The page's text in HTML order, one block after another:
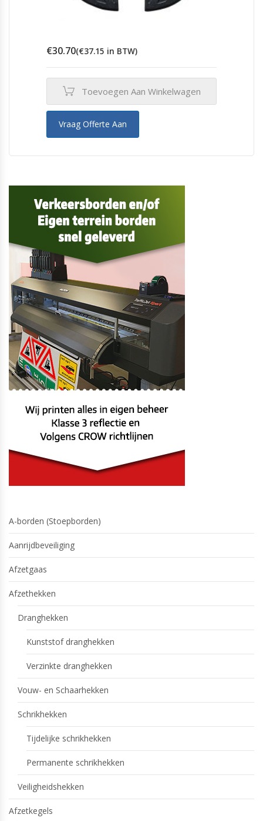
€30.70(€37.15 in BTW)
Toevoegen Aan Winkelwagen
Vraag Offerte Aan
A-borden (Stoepborden)
Aanrijdbeveiliging
Afzetgaas
Afzethekken
Dranghekken
Kunststof dranghekken
Verzinkte dranghekken
Vouw- en Schaarhekken
Schrikhekken
Tijdelijke schrikhekken
Permanente schrikhekken
Veiligheidshekken
Afzetkegels